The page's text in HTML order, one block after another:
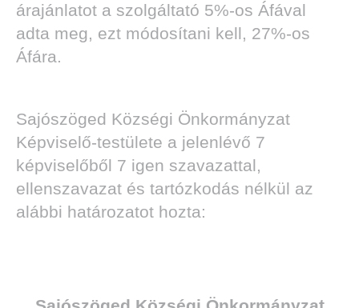
árajánlatot a szolgáltató 5%-os Áfával
adta meg, ezt módosítani kell, 27%-os
Áfára.
Sajószöged Községi Önkormányzat
Képviselő-testülete a jelenlévő 7
képviselőből 7 igen szavazattal,
ellenszavazat és tartózkodás nélkül az
alábbi határozatot hozta: